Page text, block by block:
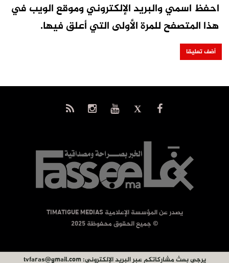
احفظ اسمي والبريد الإلكتروني وموقع الويب في
هذا المتصفح للمرة الأولى التي أعلق فيها.
يصدر عن المؤسسة الإعلامية TIMATIGUE MEDIAS
© جميع الحقوق محفوظة 2025
يرجى بعث مشاركاتكم عبر البريد الإلكتروني:tvfaras@gmail.com